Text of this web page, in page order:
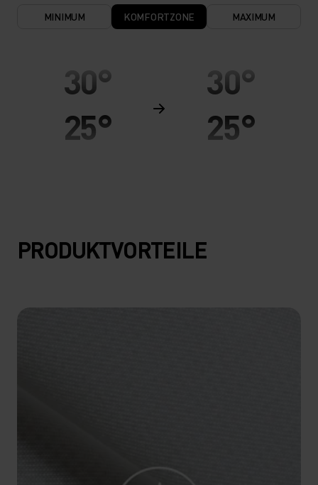
MINIMUM KOMFORTZONE MAXIMUM
30°
25°
10°
30°
25°
10°
PRODUKTVORTEILE